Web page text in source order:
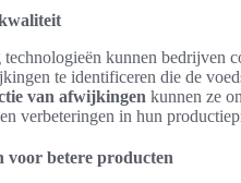
kunnen bedrijven
te identificeren die de
van afwijkingen kunnen ze
verbeteringen in hun
voor betere producten